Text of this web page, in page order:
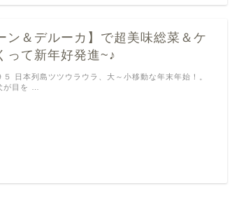
ン＆デルーカ】で超美味総菜＆ケ
って新年好発進~♪
５ 日本列島ツツウラウラ、大～小移動な年末年始！。
が目を …